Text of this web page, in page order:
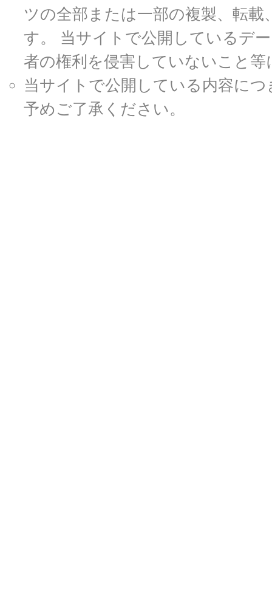
ツの全部または一部の複製、転
す。 当サイトで公開しているデ
者の権利を侵害していないこと
当サイトで公開している内容に
予めご了承ください。